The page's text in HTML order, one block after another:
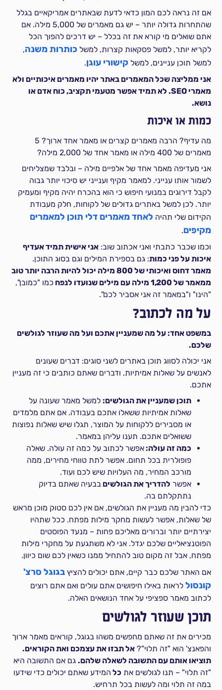
אם זה נראה לכם המון כדאי לדעת שבאתרים אמריקאיים בגלל
שהתחרות גדולה יותר – יש גם מאמרים של 5,000 מילה. אם
אתם שואלים מי קורא את זה בכלל – יש דרכים להפוך הכל
לקריא יותר, למשל פסקאות קצרות, למשלכותרות משנה,
למשל תוכן עניינים, למשלקישורי עוגן.
אני ממליצה שכל המאמרים באתר יהיו מאמרים איכותיים ולא
מאמרי SEO. לא תמיד אפשר מטעמי תקציב, כוח אדם או
נושא.
כמות או איכות
מה עדיף? הרבה מאמרים קצרים או מאמר אחד ארוך? 5
מאמרים של 400 מילה או מאמר אחד של 2,000 מילה?
אני מעדיפה מאמר אחד של אלפיים מילה – ובלבד שמצליחים
לשמור אותו ענייני. למאמר מקיף וענייני יש סיכוי יותר גבוה
לקבל דירוגים במנועי חיפוש כי הוא בהכרח יהיה מקיף ומעמיק
יותר. לכן למשל באתרים גדולים של לקוחות, חלק מעבודת
הקידום שלי תהיה לאחד מאמרים דלי תוכן למאמרים
מקיפים.
וכמו שכבר כתבתי ואני אכתוב שוב:אני אישית תמיד אעדיף
איכות על פני כמות: גם בספירת המילים וגם בסוג התוכן.
מאמר דחוס ואיכותי של 800 מילה יכול להיות הרבה יותר טוב
ממאמר של 1,200 מילה עם מילים שנועדו לנפח
כמו "כמובן",
"הינו" ו"במאמר זה אני אסביר לכם".
על מה לכתוב?
במשפט אחד: על מה שמעניין אתכם ועל מה שעוזר לגולשים
שלכם.
אני יכולה לסווג תוכן באתרים לשני סוגים: דברים שעונים
לאנשים על שאלות אמיתיות, ודברים שאתם כותבים כי זה מעניין
אתכם.
תוכן שמעניין את הגולשים: למשל מאמר שעונה על
שאלות אמיתיות ששאלו אתכם בעבודה. אם אתם מלמדים
או מסבירים ללקוחות על המוצר, תגלו שיש שאלות נפוצות
ששואלים אתכם. תענו עליהן במאמר.
כמה זה עולה:אפשר לכתוב על כמה זה עולה. שאלה
פופולרית בכל תחום. אפשר לתת טווחי מחירים, ממה
מורכב המחיר, מה העלויות שיש לכם ועוד.
אפשר להדריך את הגולשיםבבעיה שאתם בדיוק
נתתקלתם בה.
כדי להבין מה מעניין את הגולשים, אם אין לכם סטוק מוכן מראש
של שאלות, אפשר לעשות מחקר מילות מפתח. ככל שתהיו
יצירתיים יותר וברורים מאליכם פחות – מנעד הפוסטים
הפוטנציאליים שלכם יגדל. אני לא משתגעת על מחקרי מילות
מפתח, אבל זה מקום טוב להתחיל ממנו כשאין לכם שום כיוון.
אם האתר שלכם כבר קיים, אתם יכולים להציץבגוגל סרצ'
קונסול לראות באילו חיפושים אתם עולים ואם אתם רוצים
לכתוב מאמר ספציפי על אחד הנושאים האלה.
תוכן שעוזר לגולשים
מכירים את זה שאתם מחפשים משהו בגוגל, קוראים מאמר ארוך
והפאנצ' הוא "זה תלוי"?אל תבזו את עצמכם ואת הקוראים.
תוציאו אותם עם התשובה לשאלה שלהם. גם אם התשובה היא
"זה תלוי" – תנו לגולשים את כל המידע שאתם יכולים כדי שידעו
במה זה תלוי ומה לעשות בכל תרחיש.